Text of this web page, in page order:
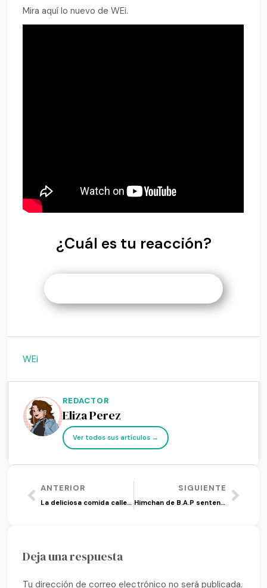
Mira aquí lo nuevo de WEi.
¿Cuál es tu reacción?
WEi
REDACTOR
Eliza Perez
Ver todos sus artículos →
ANTERIOR
La deliciosa comida callejera en Corea del Sur
SIGUIENTE
Himchan de B.A.P sentenciado a 10 meses de prisión por ataque sexual
Deja una respuesta
Tu dirección de correo electrónico no será publicada.